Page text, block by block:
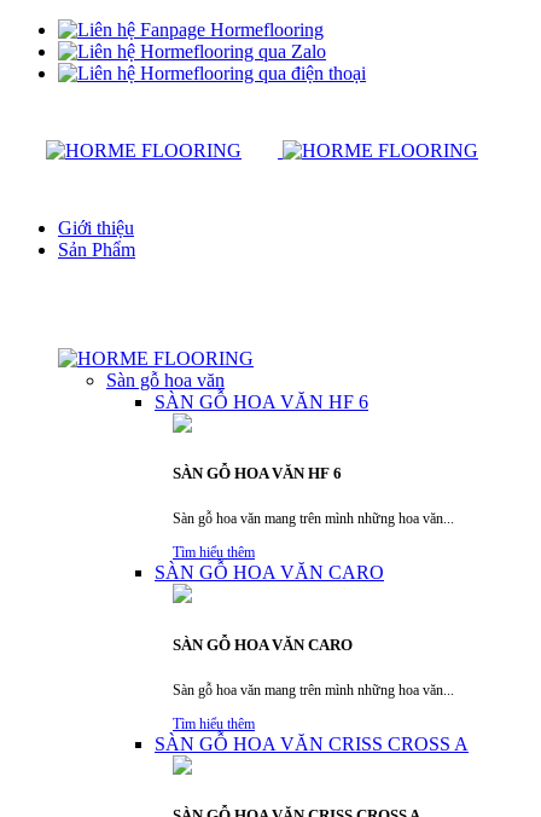
Giới thiệu
Sản Phẩm
Sàn gỗ hoa văn
SÀN GỖ HOA VĂN HF 6
SÀN GỖ HOA VĂN HF 6
Sàn gỗ hoa văn mang trên mình những hoa văn...
Tìm hiểu thêm
SÀN GỖ HOA VĂN CARO
SÀN GỖ HOA VĂN CARO
Sàn gỗ hoa văn mang trên mình những hoa văn...
Tìm hiểu thêm
SÀN GỖ HOA VĂN CRISS CROSS A